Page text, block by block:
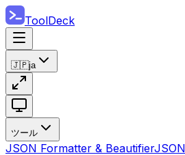
ToolDeck
🇯🇵ja
ツール
JSON Formatter & Beautifier